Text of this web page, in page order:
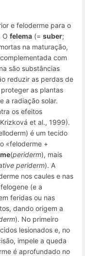
e feloderme para o
O felema (= suber;
na maturação,
com
são substâncias
reduzir as perdas de
as plantas
a radiação solar.
os efeitos
et al., 1999).
) é um tecido
«feloderme +
(periderm), mais
periderm). A
nos caules e nas
(e a
feridas ou nas
dando origem a
). No primeiro
lesionados e, no
impele a queda
é aprofundado no